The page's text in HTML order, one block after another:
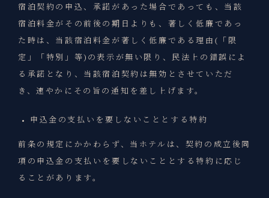
宿泊契約の申込、承諾があった場合であっても、当該
宿泊料金がその前後の期日よりも、著しく低廉であっ
た時は、当該宿泊料金が著しく低廉である理由(「限
定」「特別」等)の表示が無い限り、民法上の錯誤によ
る承諾となり、当該宿泊契約は無効とさせていただ
き、速やかにその旨の通知を差し上げます。
申込金の支払いを要しないこととする特約
前条の規定にかかわらず、当ホテルは、契約の成立後同
項の申込金の支払いを要しないこととする特約に応じ
ることがあります。